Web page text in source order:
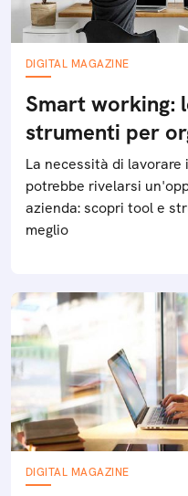
DIGITAL MAGAZINE
Smart working:
strumenti per
La necessità di
potrebbe rivelarsi
azienda: scopri tool e
meglio
DIGITAL MAGAZINE